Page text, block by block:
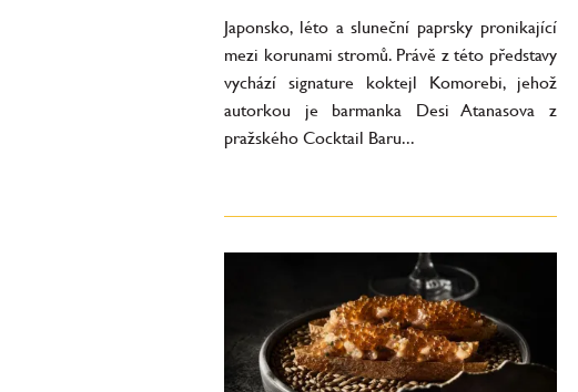
Japonsko, léto a sluneční paprsky pronikající
mezi korunami stromů. Právě z této představy
vychází signature koktejl Komorebi, jehož
autorkou je barmanka Desi Atanasova z
pražského Cocktail Baru...